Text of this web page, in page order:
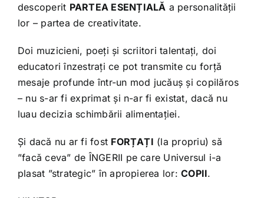
descoperit PARTEA ESENȚIALĂ a personalității
lor – partea de creativitate.
Doi muzicieni, poeți și scriitori talentați, doi
educatori înzestrați ce pot transmite cu forță
mesaje profunde într-un mod jucăuș și copilăros
– nu s-ar fi exprimat și n-ar fi existat, dacă nu
luau decizia schimbării alimentației.
Și dacă nu ar fi fost FORȚAȚI (la propriu) să
”facă ceva” de ÎNGERII pe care Universul i-a
plasat ”strategic” în apropierea lor:COPII.